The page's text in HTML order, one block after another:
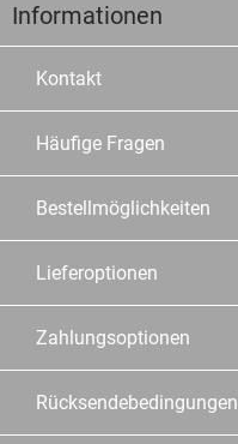
Informationen
Kontakt
Häufige Fragen
Bestellmöglichkeiten
Lieferoptionen
Zahlungsoptionen
Rücksendebedingungen